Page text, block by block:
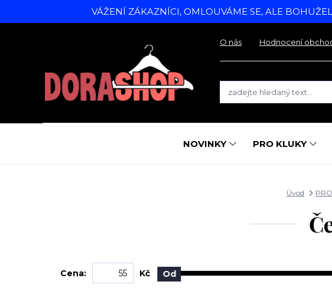
VÁŽENÍ ZÁKAZNÍCI, OMLOUVÁME SE, ALE
O nás Hodnocení
NOVINKY PRO KLUKY
Úvod
Cena: Kč Od